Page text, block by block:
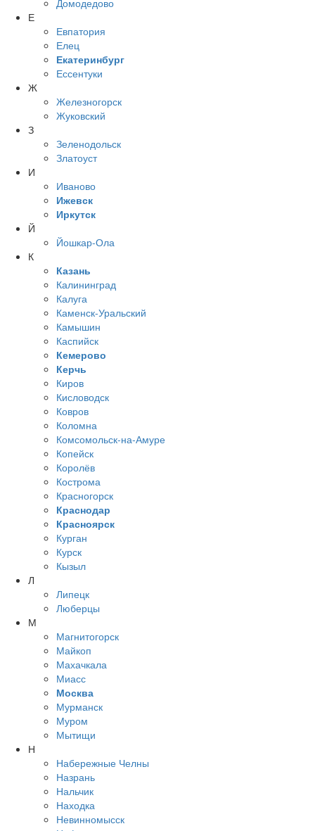
Домодедово
Е
Евпатория
Елец
Екатеринбург
Ессентуки
Ж
Железногорск
Жуковский
З
Зеленодольск
Златоуст
И
Иваново
Ижевск
Иркутск
Й
Йошкар-Ола
К
Казань
Калининград
Калуга
Каменск-Уральский
Камышин
Каспийск
Кемерово
Керчь
Киров
Кисловодск
Ковров
Коломна
Комсомольск-на-Амуре
Копейск
Королёв
Кострома
Красногорск
Краснодар
Красноярск
Курган
Курск
Кызыл
Л
Липецк
Люберцы
М
Магнитогорск
Майкоп
Махачкала
Миасс
Москва
Мурманск
Муром
Мытищи
Н
Набережные Челны
Назрань
Нальчик
Находка
Невинномысск